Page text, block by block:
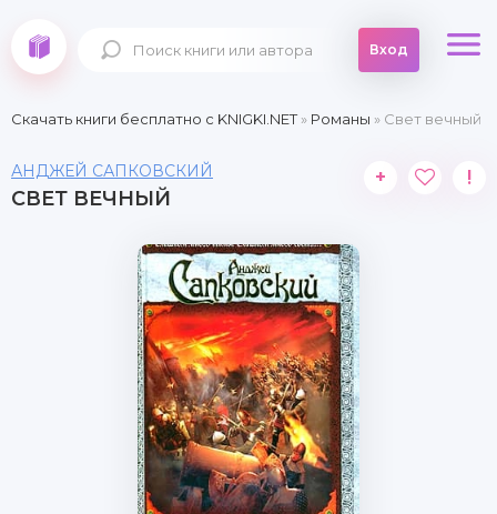
Вход
Скачать книги бесплатно c KNIGKI.NET» Романы » Свет вечный
АНДЖЕЙ САПКОВСКИЙ
СВЕТ ВЕЧНЫЙ
+ !